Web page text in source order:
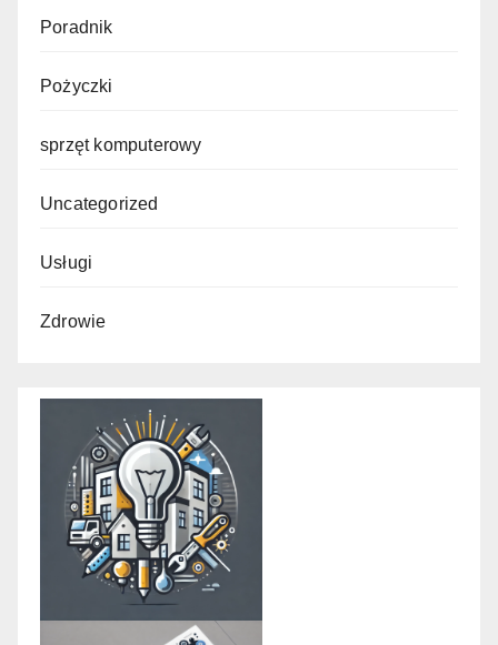
Poradnik
Pożyczki
sprzęt komputerowy
Uncategorized
Usługi
Zdrowie